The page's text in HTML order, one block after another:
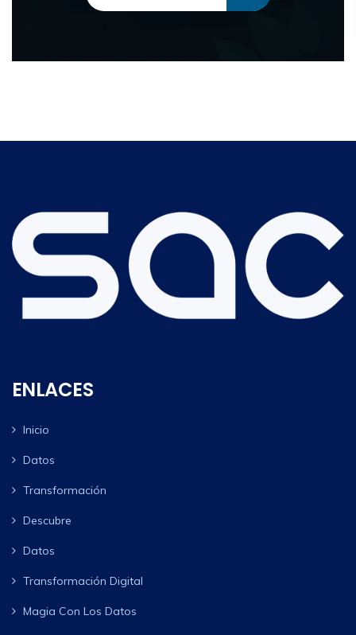
ENLACES
Inicio
Datos
Transformación
Descubre
Datos
Transformación Digital
Magia Con Los Datos